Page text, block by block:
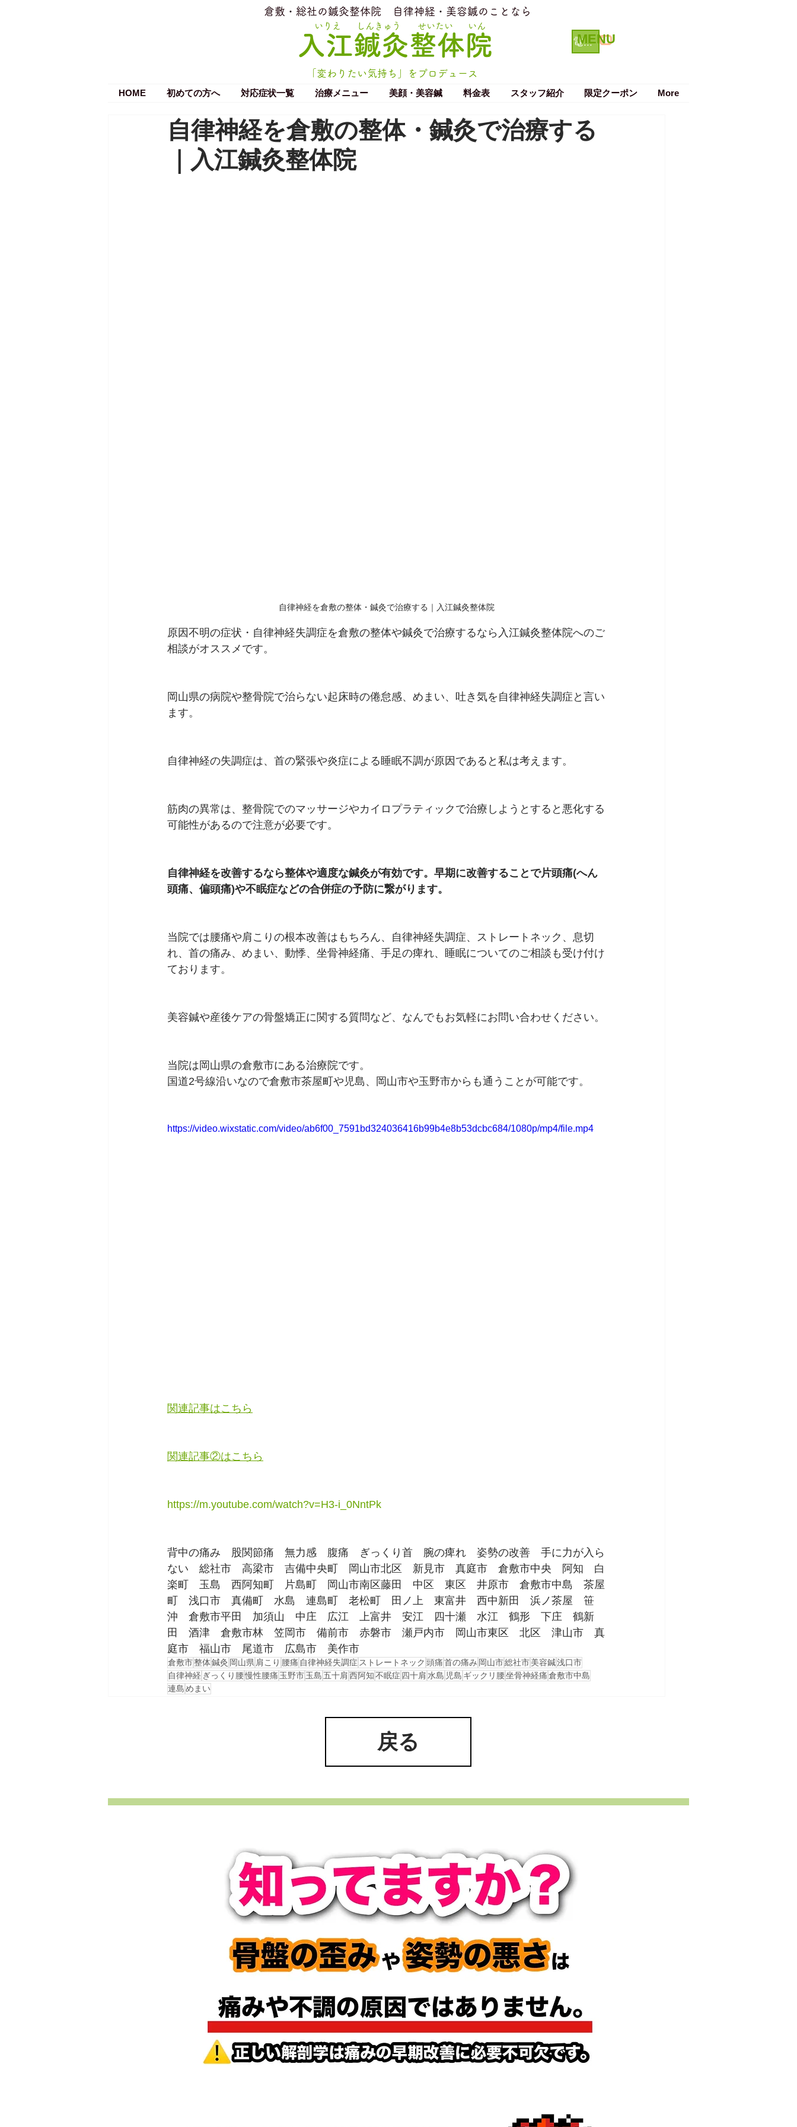
いりえ
​倉敷・総社の鍼灸整体院 ​自律神経・美容鍼のことなら
​入江鍼灸整体院
せいたい
しんきゅう いん
電話で予約する クーポン
MENU
「変わりたい気持ち」をプロデュース
HOME
初めての方へ 対応症状一覧 治療メニュー 美顔・美容鍼 料金表 スタッフ紹介 限定クーポン More
自律神経を倉敷の整体・鍼灸で治療する
｜入江鍼灸整体院
自律神経を倉敷の整体・鍼灸で治療する｜入江鍼灸整体院
原因不明の症状・自律神経失調症を倉敷の整体や鍼灸で治療するなら入江鍼灸整体院へのご
相談がオススメです。
岡山県の病院や整骨院で治らない起床時の倦怠感、めまい、吐き気を自律神経失調症と言い
ます。
自律神経の失調症は、首の緊張や炎症による睡眠不調が原因であると私は考えます。
筋肉の異常は、整骨院でのマッサージやカイロプラティックで治療しようとすると悪化する
可能性があるので注意が必要です。
自律神経を改善するなら整体や適度な鍼灸が有効です。早期に改善することで片頭痛(へん
頭痛、偏頭痛)や不眠症などの合併症の予防に繋がります。
当院では腰痛や肩こりの根本改善はもちろん、自律神経失調症、ストレートネック、息切
れ、首の痛み、めまい、動悸、坐骨神経痛、手足の痺れ、睡眠についてのご相談も受け付け
ております。
美容鍼や産後ケアの骨盤矯正に関する質問など、なんでもお気軽にお問い合わせください。
当院は岡山県の倉敷市にある治療院です。
国道2号線沿いなので倉敷市茶屋町や児島、岡山市や玉野市からも通うことが可能です。
https://video.wixstatic.com/video/ab6f00_7591bd324036416b99b4e8b53dcbc684/1080p/mp4/file.mp4
関連記事はこちら
関連記事②はこちら
https://m.youtube.com/watch?v=H3-i_0NntPk
背中の痛み　股関節痛　無力感　腹痛　ぎっくり首　腕の痺れ　姿勢の改善　手に力が入ら
ない　総社市　高梁市　吉備中央町　岡山市北区　新見市　真庭市　倉敷市中央　阿知　白
楽町　玉島　西阿知町　片島町　岡山市南区藤田　中区　東区　井原市　倉敷市中島　茶屋
町　浅口市　真備町　水島　連島町　老松町　田ノ上　東富井　西中新田　浜ノ茶屋　笹
沖　倉敷市平田　加須山　中庄　広江　上富井　安江　四十瀬　水江　鶴形　下庄　鶴新
田　酒津　倉敷市林　笠岡市　備前市　赤磐市　瀬戸内市　岡山市東区　北区　津山市　真
庭市　福山市　尾道市　広島市　美作市
倉敷市整体鍼灸 岡山県肩こり 腰痛 自律神経失調症 ストレートネック 頭痛首の痛み 岡山市総社市美容鍼浅口市
自律神経 ぎっくり腰慢性腰痛 玉野市玉島 五十肩西阿知不眠症 四十肩水島 児島 ギックリ腰坐骨神経痛倉敷市中島
連島めまい
戻る